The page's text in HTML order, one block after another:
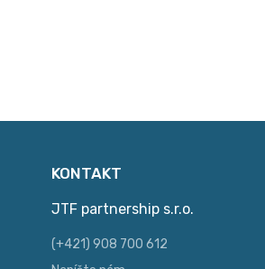
KONTAKT
JTF partnership s.r.o.
(+421) 908 700 612